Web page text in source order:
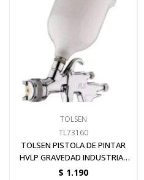
TOLSEN
TL73160
TOLSEN PISTOLA DE PINTAR
HVLP GRAVEDAD INDUSTRIAL
0.8 MM TAN
$ 1.190
Electricidad
Ferretería
Herramientas Manuales